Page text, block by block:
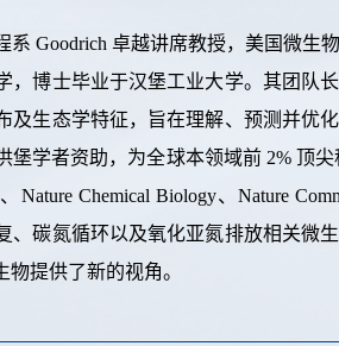
系 Goodrich 卓越讲席教授，美国微生
，博士毕业于汉堡工业大学。其团队
及生态学特征，旨在理解、预测并优
堡学者资助，为全球本领域前 2% 顶
、 Nature Chemical Biology、Nature
、碳氮循环以及氧化亚氮排放相关微
提供了新的视角。